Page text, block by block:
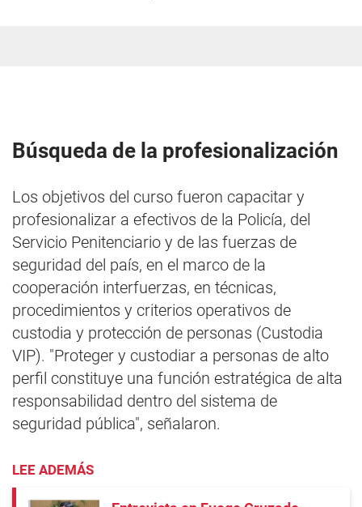
Búsqueda de la profesionalización
Los objetivos del curso fueron capacitar y
profesionalizar a efectivos de la Policía, del
Servicio Penitenciario y de las fuerzas de
seguridad del país, en el marco de la
cooperación interfuerzas, en técnicas,
procedimientos y criterios operativos de
custodia y protección de personas (Custodia
VIP). "Proteger y custodiar a personas de alto
perfil constituye una función estratégica de alta
responsabilidad dentro del sistema de
seguridad pública", señalaron.
LEE ADEMÁS